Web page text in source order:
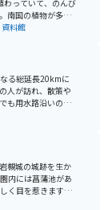
わっていて、のんび
南国の植物が多数
5月末で閉館にな
料館
る総延長20kmに
人が訪れ、散策や
も用水路沿いの道
めることが可能で
。
槻城の城跡を生か
内には菖蒲池があ
く目を惹きます。
で